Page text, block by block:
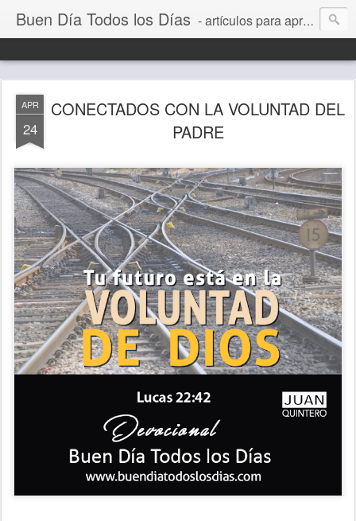
Buen Día Todos los Días - artículos para aprender a vivir mejor, un día a la vez. Por Juan C Quintero
APR
24
CONECTADOS CON LA VOLUNTAD DEL
PADRE